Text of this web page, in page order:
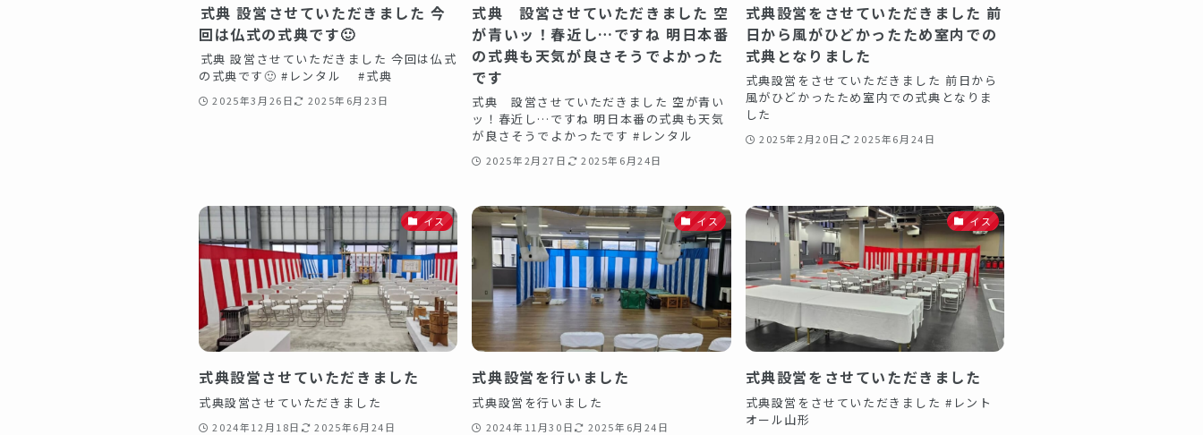
️式典️ 設営させていただきました 今
回は仏式の式典です🙂‍️
️式典️ 設営させていただきました 今回は仏式
の式典です🙂‍️ #レンタル #式典
2025年3月26日 2025年6月23日
式典 設営させていただきました 空
が青いッ！春近し…ですね 明日本番
の式典も天気が良さそうでよかった
です
式典 設営させていただきました 空が青い
ッ！春近し…ですね 明日本番の式典も天気
が良さそうでよかったです #レンタル
2025年2月27日 2025年6月24日
式典設営をさせていただきました 前
日から風がひどかったため室内での
式典となりました
式典設営をさせていただきました 前日から
風がひどかったため室内での式典となりま
した
2025年2月20日 2025年6月24日
イス
式典設営させていただきました
式典設営させていただきました
2024年12月18日 2025年6月24日
イス
式典設営を行いました
式典設営を行いました
2024年11月30日 2025年6月24日
イス
式典設営をさせていただきました
式典設営をさせていただきました #レント
オール山形